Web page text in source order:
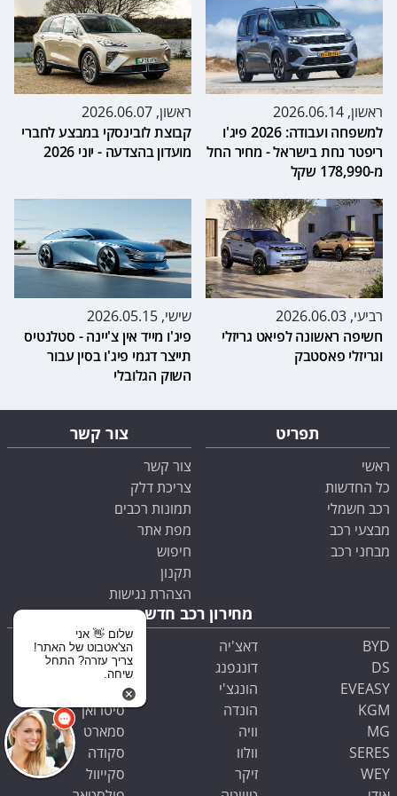
ראשון, 2026.06.14
למשפחה ועבודה: 2026 פיג'ו
ריפטר נחת בישראל - מחיר החל
מ-178,990 שקל
ראשון, 2026.06.07
קבוצת לובינסקי במבצע לחברי
מועדון בהצדעה - יוני 2026
רביעי, 2026.06.03
חשיפה ראשונה לפיאט גריזלי
וגריזלי פאסטבק
שישי, 2026.05.15
פיג'ו מייד אין צ'יינה - סטלנטיס
תייצר דגמי פיג'ו בסין עבור
השוק הגלובלי
תפריט
ראשי
כל החדשות
רכב חשמלי
מבצעי רכב
מבחני רכב
צור קשר
צור קשר
צריכת דלק
תמונות רכבים
מפת אתר
חיפוש
תקנון
הצהרת נגישות
מחירון רכב חדש
BYD
DS
EVEASY
KGM
MG
SERES
WEY
דאצ'יה
דונגפנג
הונגצ'י
הונדה
וויה
וולוו
זיקר
סובארו
סוזוקי
סיאט
סיטרואן
סמארט
סקודה
סקייוול
שלום 👋 אני
הצ'אטבוט של האתר!
צריך עזרה? התחל
שיחה.